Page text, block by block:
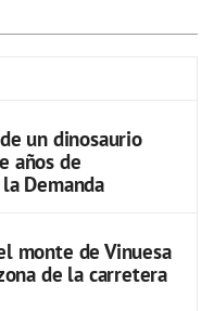
un dinosaurio
años de
Demanda
monte de Vinuesa
de la carretera